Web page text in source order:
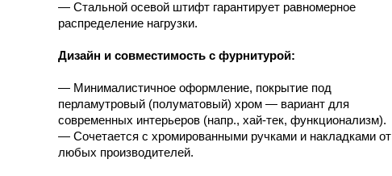
— Стальной осевой штифт гарантирует равномерное
распределение нагрузки.
Дизайн и совместимость с фурнитурой:
— Минималистичное оформление, покрытие под
перламутровый (полуматовый) хром — вариант для
современных интерьеров (напр., хай-тек, функционализм).
— Сочетается с хромированными ручками и накладками от
любых производителей.